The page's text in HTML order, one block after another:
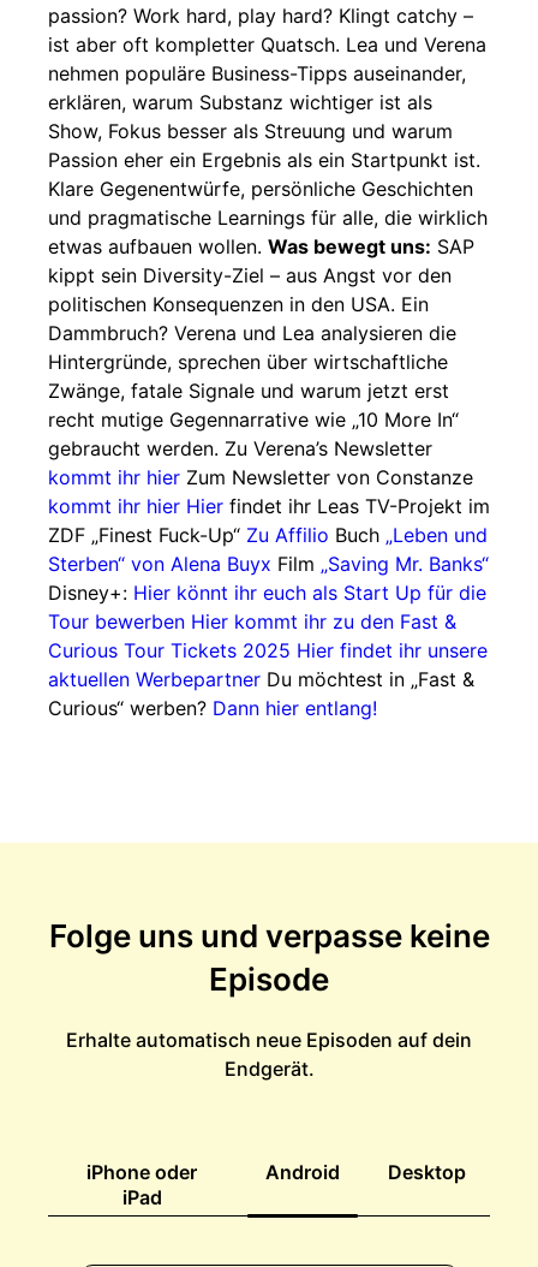
passion? Work hard, play hard? Klingt catchy –
ist aber oft kompletter Quatsch. Lea und Verena
nehmen populäre Business-Tipps auseinander,
erklären, warum Substanz wichtiger ist als
Show, Fokus besser als Streuung und warum
Passion eher ein Ergebnis als ein Startpunkt ist.
Klare Gegenentwürfe, persönliche Geschichten
und pragmatische Learnings für alle, die wirklich
etwas aufbauen wollen. Was bewegt uns: SAP
kippt sein Diversity-Ziel – aus Angst vor den
politischen Konsequenzen in den USA. Ein
Dammbruch? Verena und Lea analysieren die
Hintergründe, sprechen über wirtschaftliche
Zwänge, fatale Signale und warum jetzt erst
recht mutige Gegennarrative wie „10 More In“
gebraucht werden. Zu Verena’s Newsletter
kommt ihr hier Zum Newsletter von Constanze
kommt ihr hier Hier findet ihr Leas TV-Projekt im
ZDF „Finest Fuck-Up“ Zu Affilio Buch „Leben und
Sterben“ von Alena Buyx Film „Saving Mr. Banks“
Disney+: Hier könnt ihr euch als Start Up für die
Tour bewerben Hier kommt ihr zu den Fast &
Curious Tour Tickets 2025 Hier findet ihr unsere
aktuellen Werbepartner Du möchtest in „Fast &
Curious“ werben? Dann hier entlang!
Folge uns und verpasse keine
Episode
Erhalte automatisch neue Episoden auf dein
Endgerät.
iPhone oder
iPad
Android Desktop